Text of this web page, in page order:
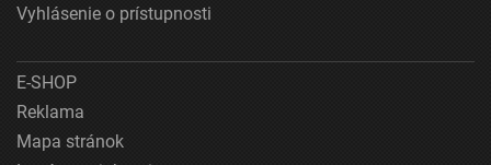
Vyhlásenie o prístupnosti
E-SHOP
Reklama
Mapa stránok